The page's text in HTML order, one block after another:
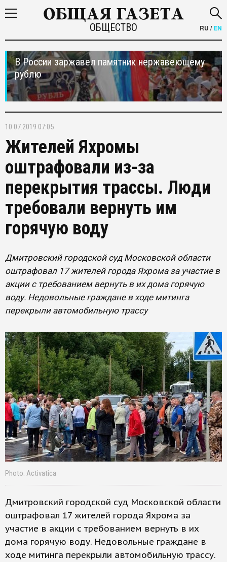
ОБЩЕСТВО RU /EN
В России заржавел памятник нержавеющему
рублю
10.07.2019 07:05
Жителей Яхромы
оштрафовали из-за
перекрытия трассы. Люди
требовали вернуть им
горячую воду
Дмитровский городской суд Московской области
оштрафовал 17 жителей города Яхрома за участие в
акции с требованием вернуть в их дома горячую
воду. Недовольные граждане в ходе митинга
перекрыли автомобильную трассу
Photo: Activatica
Дмитровский городской суд Московской области
оштрафовал 17 жителей города Яхрома за
участие в акции с требованием вернуть в их
дома горячую воду. Недовольные граждане в
ходе митинга перекрыли автомобильную трассу.